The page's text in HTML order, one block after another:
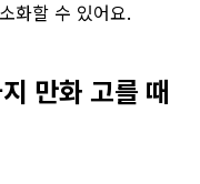
화할 수 있어요.
만화 고를 때